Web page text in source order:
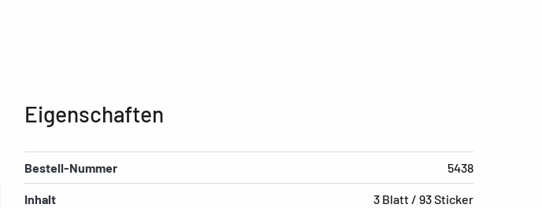
Eigenschaften
Bestell-Nummer 5438
Inhalt 3 Blatt / 93 Sticker